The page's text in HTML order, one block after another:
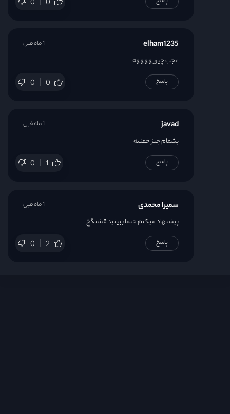
0 0
elham1235
عجب چیزیههههه
0 0
1 ماه قبل
پاسخ
javad
پشمام چیز خفنیه
0 1
1 ماه قبل
پاسخ
سمیرا محمدی
پیشنهاد میکنم حتما ببینید قشنگخ
0 2
1 ماه قبل
پاسخ